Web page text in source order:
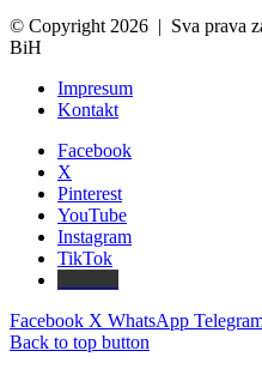
© Copyright 2026 | Sva prava
BiH
Impresum
Kontakt
Facebook
X
Pinterest
YouTube
Instagram
TikTok
Facebook X WhatsApp
Back to top button